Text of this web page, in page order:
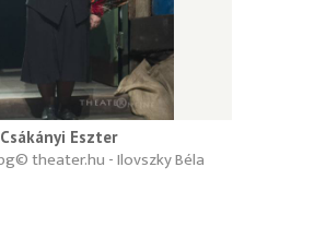
Csákányi Eszter
© theater.hu - Ilovszky Béla